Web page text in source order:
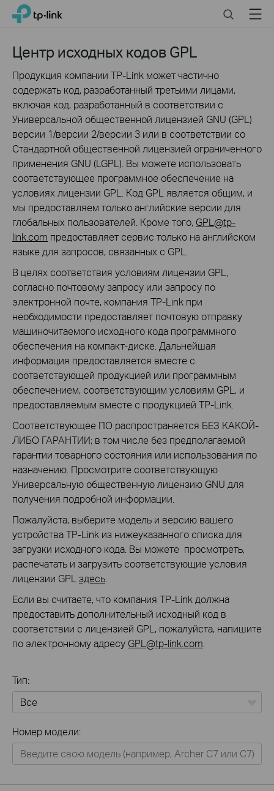
Click
navigation
TP-Link, Reliably Smart SearchMenu
Центр исходных кодов GPL
Продукция компании TP-Link может частично
содержать код, разработанный третьими лицами,
включая код, разработанный в соответствии с
Универсальной общественной лицензией GNU (GPL)
версии 1/версии 2/версии 3 или в соответствии со
Стандартной общественной лицензией ограниченного
применения GNU (LGPL). Вы можете использовать
соответствующее программное обеспечение на
условиях лицензии GPL. Код GPL является общим, и
мы предоставляем только английские версии для
глобальных пользователей. Кроме того, GPL@tp-
link.com предоставляет сервис только на английском
языке для запросов, связанных с GPL.
В целях соответствия условиям лицензии GPL,
согласно почтовому запросу или запросу по
электронной почте, компания TP-Link при
необходимости предоставляет почтовую отправку
машиночитаемого исходного кода программного
обеспечения на компакт-диске. Дальнейшая
информация предоставляется вместе с
соответствующей продукцией или программным
обеспечением, соответствующим условиям GPL, и
предоставляемым вместе с продукцией TP-Link.
Соответствующее ПО распространяется БЕЗ КАКОЙ-
ЛИБО ГАРАНТИИ; в том числе без предполагаемой
гарантии товарного состояния или использования по
назначению. Просмотрите соответствующую
Универсальную общественную лицензию GNU для
получения подробной информации.
Пожалуйста, выберите модель и версию вашего
устройства TP-Link из нижеуказанного списка для
загрузки исходного кода. Вы можете просмотреть,
распечатать и загрузить соответствующие условия
лицензии GPL здесь
Если вы считаете, что компания TP-Link должна
предоставить дополнительный исходный код в
соответствии с лицензией GPL, пожалуйста, напишите
по электронному адресу GPL@tp-link.com
Тип:
Для дома
Умный дом
Номер модели: